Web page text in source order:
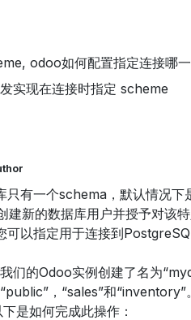
odoo如何配置指定连接哪
实现在连接时指定 scheme
只有一个schema，默认情况下
建新的数据库用户并授予对该
以指定用于连接到
们的Odoo实例创建了名为
，“sales”和
是如何完成此操作：